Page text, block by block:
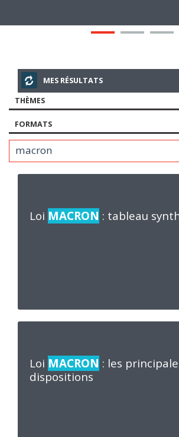
MES RÉSULTATS
THÈMES
FORMATS
Loi MACRON : tableau
Loi MACRON : les
dispositions